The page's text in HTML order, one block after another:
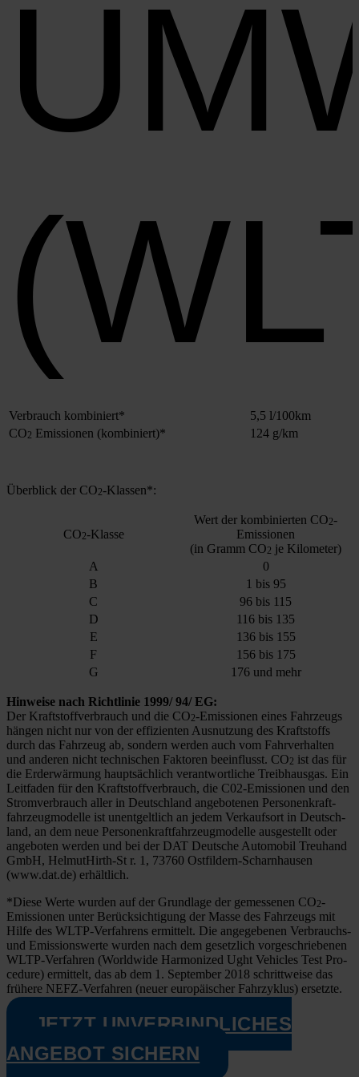
Ver­brauch kom­bi­niert*
5,5 l/100km
CO2 Emis­sio­nen (kom­bi­niert)* 124 g/km
Über­blick der CO2-Klas­sen*:
CO2-Klas­se
Wert der kom­bi­nier­ten CO2-
Emis­sio­nen
(in Gramm CO2 je Kilo­me­ter)
A
0
B
1 bis 95
C
96 bis 115
D
116 bis 135
E
136 bis 155
F
156 bis 175
G
176 und mehr
Hin­wei­se nach Richt­li­nie 1999/ 94/ EG:
Der Kraft­stoff­ver­brauch und die CO2-Emis­sio­nen eines Fahr­zeugs
hän­gen nicht nur von der effi­zi­en­ten Aus­nut­zung des Kraft­stoffs
durch das Fahr­zeug ab, son­dern wer­den auch vom Fahr­ver­hal­ten
und ande­ren nicht tech­ni­schen Fak­to­ren beein­flusst. CO2 ist das für
die Erd­er­wär­mung haupt­säch­lich ver­ant­wort­li­che Treib­haus­gas. Ein
Leit­fa­den für den Kraft­stoff­ver­brauch, die C02-Emis­­sio­­nen und den
Strom­ver­brauch aller in Deutsch­land ange­bo­te­nen Per­so­nen­kraft­
fahr­zeug­mo­del­le ist unent­gelt­lich an jedem Ver­kaufs­ort in Deutsch­
land, an dem neue Per­so­nen­kraft­fahr­zeug­mo­del­le aus­ge­stellt oder
ange­bo­ten wer­den und bei der DAT Deut­sche Auto­mo­bil Treu­hand
GmbH, Hel­­mu­t­Hirth-St r. 1, 73760 Ost­­fil­­dern-Scharn­hau­­sen
(www.dat.de) erhält­lich.
*Die­se Wer­te wur­den auf der Grund­la­ge der gemes­se­nen CO2-
Emis­sio­nen unter Berück­sich­ti­gung der Mas­se des Fahr­zeugs mit
Hil­fe des WLTP-Ver­­­fah­­rens ermit­telt. Die ange­ge­be­nen Ver­­­brauchs-
und Emis­si­ons­wer­te wur­den nach dem gesetz­lich vor­ge­schrie­be­nen
WLTP-Ver­­­fah­­ren (World­wi­de Har­mo­ni­zed Ught Vehic­les Test Pro­
ce­du­re) ermit­telt, das ab dem 1. Sep­tem­ber 2018 schritt­wei­se das
frü­he­re NEFZ-Ver­­­fah­­ren (neu­er euro­päi­scher Fahr­zy­klus) ersetz­te.
JETZT UNVERBINDLICHES
ANGEBOT SICHERN